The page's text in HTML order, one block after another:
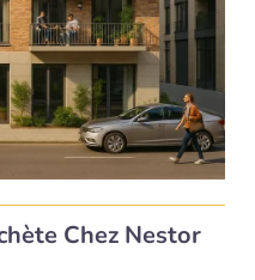
Chez Nestor